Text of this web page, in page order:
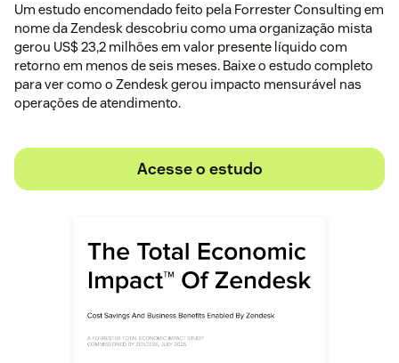
Um estudo encomendado feito pela Forrester Consulting em
nome da Zendesk descobriu como uma organização mista
gerou US$ 23,2 milhões em valor presente líquido com
retorno em menos de seis meses. Baixe o estudo completo
para ver como o Zendesk gerou impacto mensurável nas
operações de atendimento.
Acesse o estudo